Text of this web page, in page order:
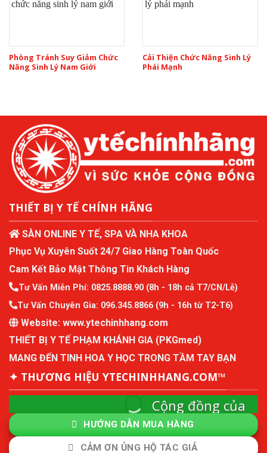
Phòng Tránh Suy Giảm Chức
Năng Sinh Lý Nam Giới
Cải Thiện Chức Năng Sinh Lý
Phái Mạnh
THIẾT BỊ Y TẾ CHÍNH HÃNG
SÀN ONLINE Y TẾ, SPA VÀ NHA KHOA
Phục Vụ Xuyên Suốt 24/7 Giao Hàng Toàn Quốc
Cam Kết Bảo Mật Thông Tin Khách Hàng
Tư Vấn Miễn Phí: 0825.8888.90 (8h - 18h cả T7/CN/Lễ)
Tư Vấn Chuyên Gia: 096.345.8866 (9h - 16h từ T2-T6)
Website: www.ytechinhhang.com
THIẾT BỊ Y TẾ PHẠM KHÁNH GIA (PKGmed)
MANG ĐẾN TINH HOA Y HỌC TRONG TẦM TAY BẠN
✦ THƯƠNG HIỆU YTECHINHHANG.COM™
Cộng đồng của
ytechinhhang
Cộng đồng mô hình kinh tế thành viên và quản
lý sức khỏe chủ động.
HƯỚNG DẪN MUA HÀNG
CẢM ƠN ỦNG HỘ TÁC GIẢ